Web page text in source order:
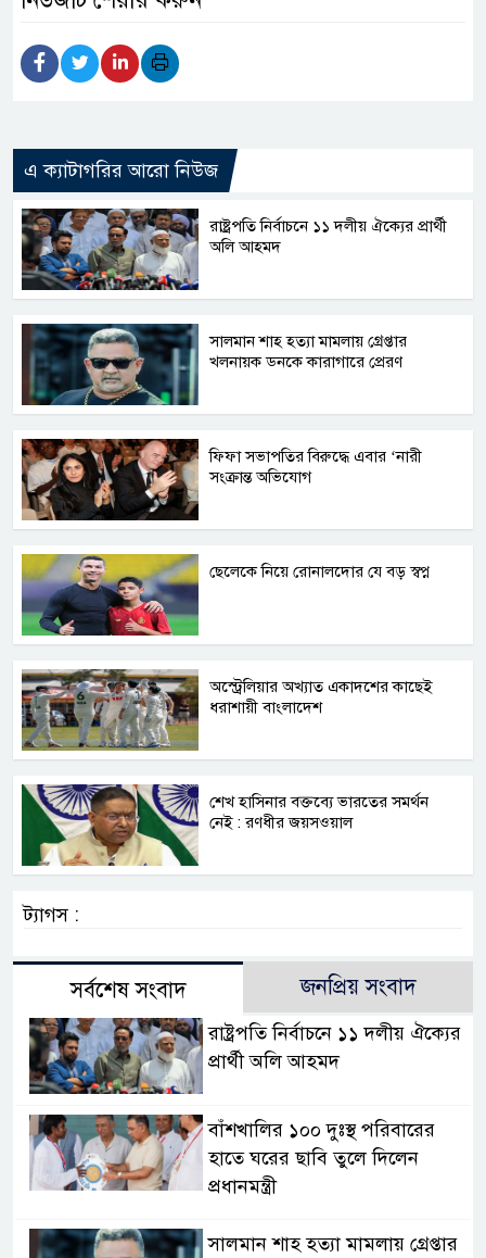
এ ক্যাটাগরির আরো নিউজ
রাষ্ট্রপতি নির্বাচনে ১১ দলীয় ঐক্যের প্রার্থী
অলি আহমদ
সালমান শাহ হত্যা মামলায় গ্রেপ্তার
খলনায়ক ডনকে কারাগারে প্রেরণ
ফিফা সভাপতির বিরুদ্ধে এবার ‘নারী
সংক্রান্ত অভিযোগ
ছেলেকে নিয়ে রোনালদোর যে বড় স্বপ্ন
অস্ট্রেলিয়ার অখ্যাত একাদশের কাছেই
ধরাশায়ী বাংলাদেশ
শেখ হাসিনার বক্তব্যে ভারতের সমর্থন
নেই : রণধীর জয়সওয়াল
ট্যাগস :
সর্বশেষ সংবাদ জনপ্রিয় সংবাদ
রাষ্ট্রপতি নির্বাচনে ১১ দলীয় ঐক্যের
প্রার্থী অলি আহমদ
বাঁশখালির ১০০ দুঃস্থ পরিবারের
হাতে ঘরের ছাবি তুলে দিলেন
প্রধানমন্ত্রী
সালমান শাহ হত্যা মামলায় গ্রেপ্তার